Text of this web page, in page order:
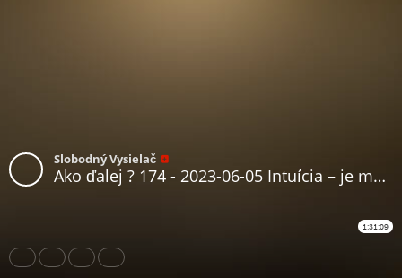
Slobodný Vysielač
Ako ďalej ? 174 - 2023-06-05 Intuícia – je možné naučiť sa ju ovládať ?
1:31:09
Share Like